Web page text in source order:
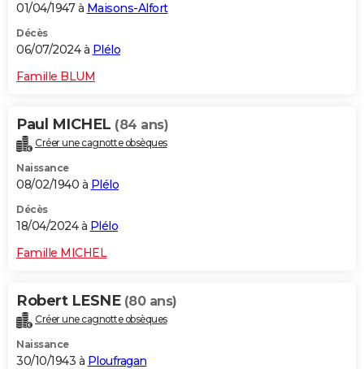
01/04/1947 à Maisons-Alfort
Décès
06/07/2024 à Plélo
Famille BLUM
Paul MICHEL (84 ans)
Créer une cagnotte obsèques
Naissance
08/02/1940 à Plélo
Décès
18/04/2024 à Plélo
Famille MICHEL
Robert LESNE (80 ans)
Créer une cagnotte obsèques
Naissance
30/10/1943 à Ploufragan